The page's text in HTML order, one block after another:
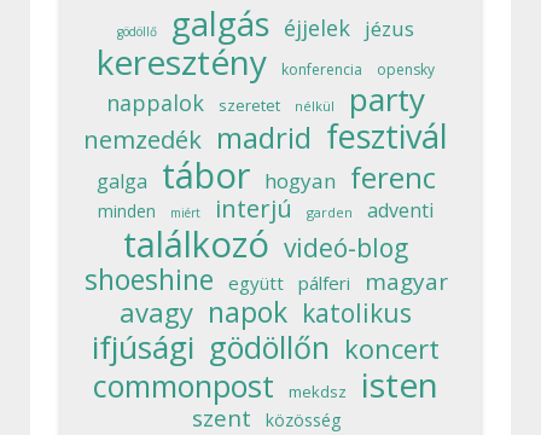
gödöllő galgás éjjelek jézus
keresztény konferencia opensky
nappalok szeretet nélkül party
nemzedék madrid fesztivál
galga tábor hogyan ferenc
minden miért interjú garden adventi
találkozó videó-blog
shoeshine együtt pálferi magyar
avagy napok katolikus
ifjúsági gödöllőn koncert
commonpost mekdsz isten
szent közösség